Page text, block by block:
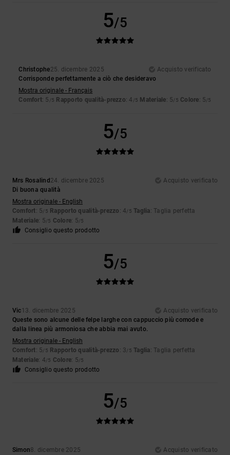
5/5
Christophe25. dicembre 2025
Acquisto verificato
Corrisponde perfettamente a ciò che desideravo
Mostra originale - Français
Comfort: 5 /5 Rapporto qualità-prezzo: 4 /5 Materiale: 5/5 Colore: 5/5
5/5
Mrs Rosalind 24. dicembre 2025
Acquisto verificato
Di buona qualità
Mostra originale - English
Comfort: 5/5 Rapporto qualità-prezzo : 4/5 Taglia: Taglia perfetta
Materiale: 5/5 Colore: 5/5
Consiglio questo prodotto
5/5
Vic13. dicembre 2025
Acquisto verificato
Queste sono alcune delle felpe larghe con cappuccio più comode e
dalla linea più armoniosa che abbia mai avuto.
Mostra originale - English
Comfort: 5/5 Rapporto qualità-prezzo : 3/5 Taglia: Taglia perfetta
Materiale: 4/5 Colore: 5/5
Consiglio questo prodotto
5/5
Simon8. dicembre 2025
Acquisto verificato